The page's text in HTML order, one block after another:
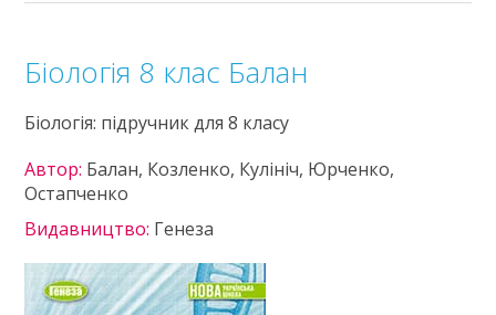
Біологія 8 клас Балан
Біологія: підручник для 8 класу
Автор: Балан, Козленко, Кулініч, Юрченко,
Остапченко
Видавництво: Генеза